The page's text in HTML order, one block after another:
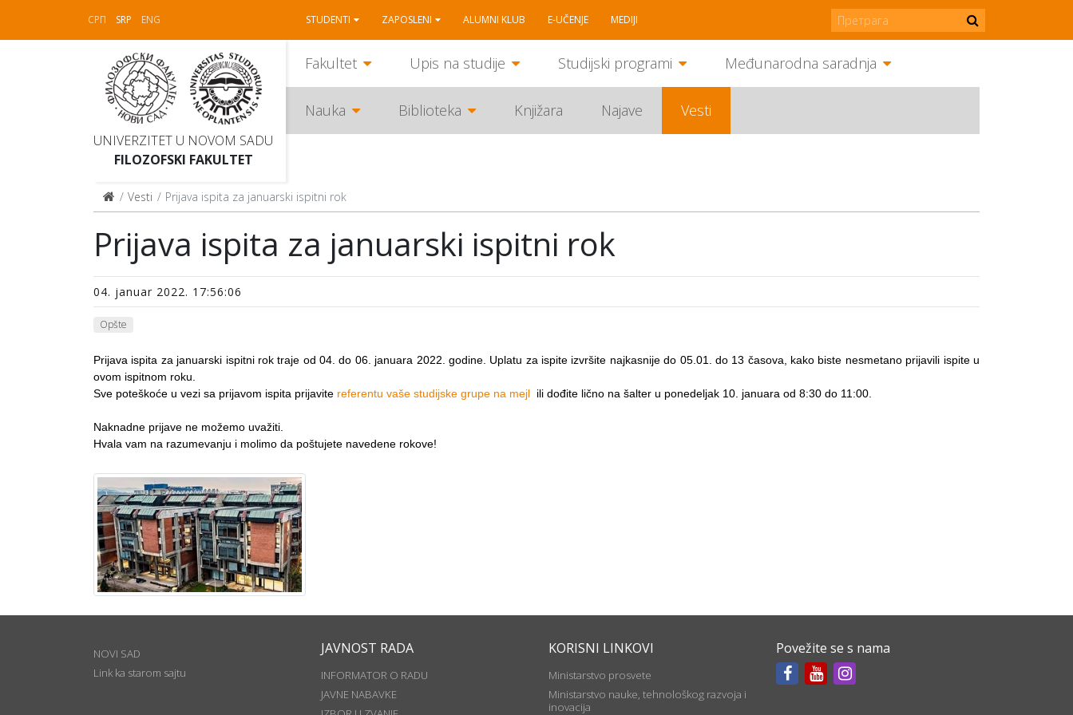
СРП SRP ENG STUDENTI ZAPOSLENI ALUMNI KLUB E-UČENJE MEDIJI
UNIVERZITET U NOVOM SADU
FILOZOFSKI FAKULTET
Fakultet Upis na studije Studijski programi Međunarodna saradnja
Nauka Biblioteka Knjižara Najave Vesti
Vesti Prijava ispita za januarski ispitni rok
Prijava ispita za januarski ispitni rok
04. januar 2022. 17:56:06
Opšte
Prijava ispita za januarski ispitni rok traje od 04. do 06. januara 2022. godine. Uplatu za ispite izvršite najkasnije do 05.01. do 13 časova, kako biste nesmetano prijavili ispite u
ovom ispitnom roku.
Sve poteškoće u vezi sa prijavom ispita prijavite referentu vaše studijske grupe na mejl ili dođite lično na šalter u ponedeljak 10. januara od 8:30 do 11:00.
Naknadne prijave ne možemo uvažiti.
Hvala vam na razumevanju i molimo da poštujete navedene rokove!
NOVI SAD
Link ka starom sajtu
JAVNOST RADA
INFORMATOR O RADU
JAVNE NABAVKE
KORISNI LINKOVI
Ministarstvo prosvete
Ministarstvo nauke, tehnološkog razvoja i
inovacija
Povežite se s nama